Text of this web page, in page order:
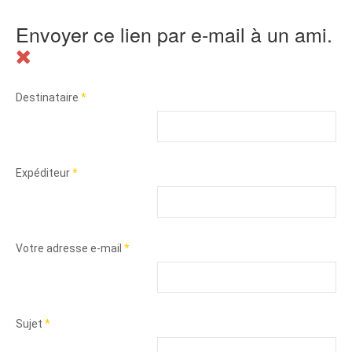
Envoyer ce lien par e-mail à un ami.
Destinataire *
Expéditeur*
Votre adresse e-mail *
Sujet *